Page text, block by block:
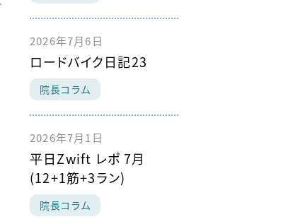
2026年7月6日
ロードバイク日記23
院長コラム
2026年7月1日
平日Zwift レポ 7月
(12+1筋+3ラン)
院長コラム